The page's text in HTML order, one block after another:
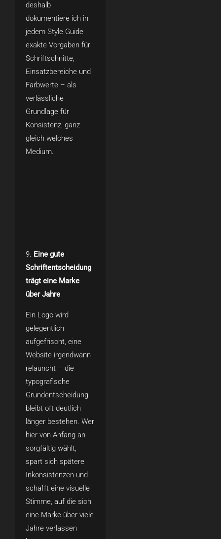
deshalb
dokumentiere ich in
jedem Style Guide
exakte Vorgaben für
Schriftschnitte,
Einsatzbereiche und
Farbwerte – als
verlässliche
Grundlage für
Konsistenz, ganz
gleich welches
Medium.
Eine gute
Schriftentscheidung
trägt eine Marke
über Jahre
Ein Logo wird
gelegentlich
aufgefrischt, eine
Website irgendwann
relauncht – die
typografische
Grundentscheidung
bleibt oft deutlich
länger bestehen. Wer
hier von Anfang an
sorgfältig wählt,
spart sich spätere
Inkonsistenzen und
schafft eine visuelle
Stimme, auf die sich
eine Marke über viele
Jahre verlassen